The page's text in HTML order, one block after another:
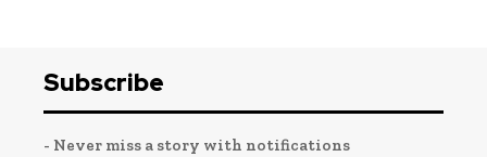
Subscribe
- Never miss a story with notifications